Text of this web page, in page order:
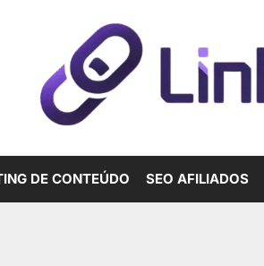
DE CONTEÚDO SEO AFILIADOS